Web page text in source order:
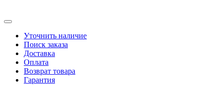
Уточнить наличие
Поиск заказа
Доставка
Оплата
Возврат товара
Гарантия